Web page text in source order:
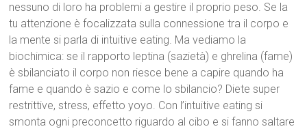
nessuno di loro ha problemi a gestire il proprio peso. Se la
tu attenzione è focalizzata sulla connessione tra il corpo e
la mente si parla di intuitive eating. Ma vediamo la
biochimica: se il rapporto leptina (sazietà) e ghrelina (fame)
è sbilanciato il corpo non riesce bene a capire quando ha
fame e quando è sazio e come lo sbilancio? Diete super
restrittive, stress, effetto yoyo. Con l’intuitive eating si
smonta ogni preconcetto riguardo al cibo e si fanno saltare